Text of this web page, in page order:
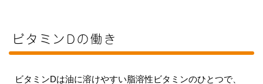
ビタミンDの働き
ビタミンDは油に溶けやすい脂溶性ビタミンのひとつで、